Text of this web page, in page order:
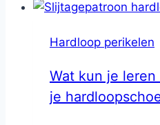
Hardloop perikelen
Wat kun je
je